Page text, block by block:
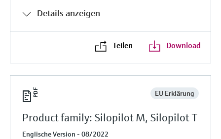
Details anzeigen
Teilen Download
EU Erklärung
Product family: Silopilot M, Silopilot T
Englische Version - 08/2022